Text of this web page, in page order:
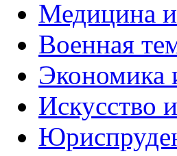
Медицина и
Военная
Экономика
Искусство